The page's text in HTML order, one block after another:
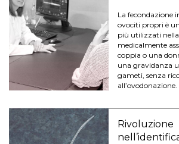
La fecondazione
ovociti propri è
più utilizzati
medicalmente
coppia o una
una gravidanza
gameti, senza
Rivoluzione